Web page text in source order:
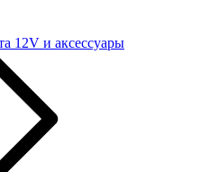
12V и аксессуары